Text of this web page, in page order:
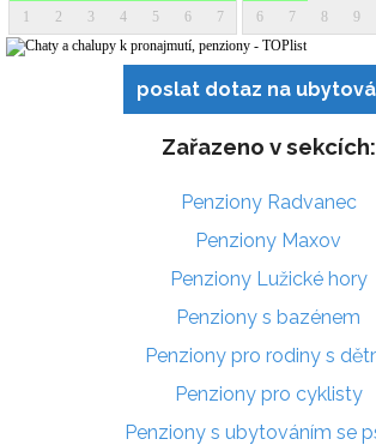
poslat dotaz na
Zařazeno v sekcích:
Penziony Radvanec
Penziony Maxov
Penziony Lužické hory
Penziony s bazénem
Penziony pro rodiny s
Penziony pro cyklisty
Penziony s ubytováním se